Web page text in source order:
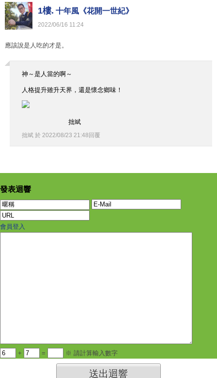
1樓. 十年風《花開一世紀》
2022/06/16 11:24
應該說是人吃的才是。
神～是人當的啊～
人格提升雖升天界，還是懷念鄉味！
拙斌
拙斌 於 2022/08/23 21:48 回覆
發表迴響
會員登入
+ = ※ 請計算輸入數字
送出迴響